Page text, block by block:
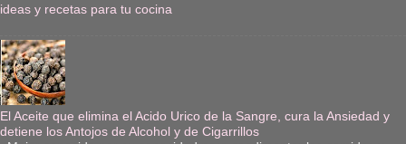
ideas y recetas para tu cocina
El Aceite que elimina el Acido Urico de la Sangre, cura la Ansiedad y
detiene los Antojos de Alcohol y de Cigarrillos